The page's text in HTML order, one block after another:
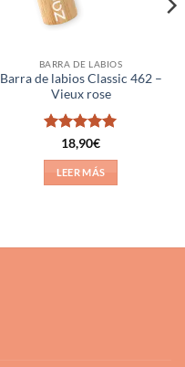
BARRA DE LABIOS
Barra de labios Classic 462 –
Vieux rose
Valorado
con5de 5
18,90€
LEER MÁS